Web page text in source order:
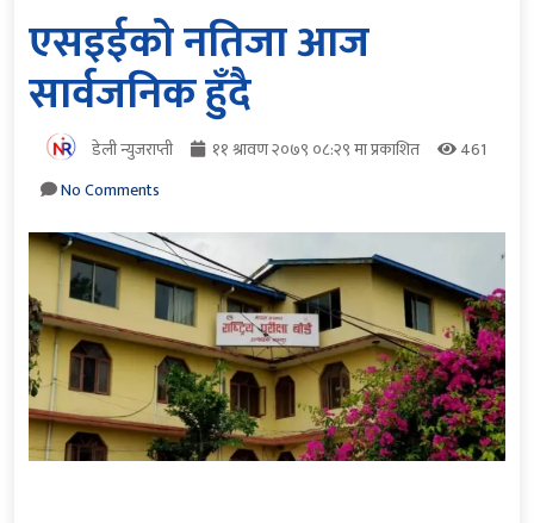
एसइईको नतिजा आज
सार्वजनिक हुँदै
डेली न्युजराप्ती ११ श्रावण २०७९ ०८:२९ मा प्रकाशित
461
No Comments